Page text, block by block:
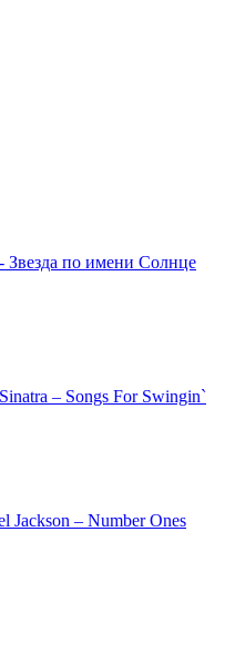
Звезда по имени Солнце
– Songs For Swingin`
Jackson – Number Ones